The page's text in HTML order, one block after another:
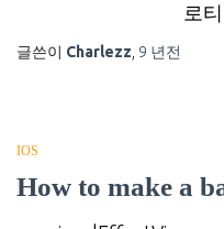
로티에 대
글쓴이 Charlezz 9 년전
IOS
How to make a